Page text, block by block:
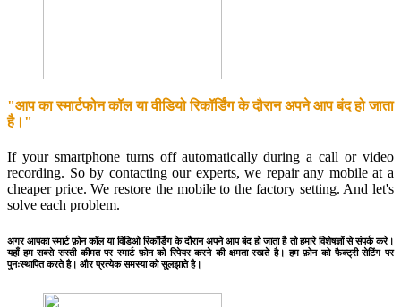
"आप का स्मार्टफोन कॉल या वीडियो रिकॉर्डिंग के दौरान अपने आप बंद हो जाता
है।"
If your smartphone turns off automatically during a call or video
recording. So by contacting our experts, we repair any mobile at a
cheaper price. We restore the mobile to the factory setting. And let's
solve each problem.
अगर आपका स्मार्ट फ़ोन कॉल या विडिओ रिकॉर्डिंग के दौरान अपने आप बंद हो जाता है तो हमारे विशेषज्ञों से संपर्क करे।
यहाँ हम सबसे सस्ती कीमत पर स्मार्ट फ़ोन को रिपेयर करने की क्षमता रखते है। हम फ़ोन को फैक्ट्री सेटिंग पर
पुनःस्थापित करते है। और प्रत्येक समस्या को सुलझाते है।